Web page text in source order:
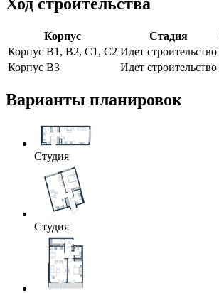
Корпус Стадия
Корпус B1, В2, C1, C2 Идет строительство
Корпус B3
Идет строительство
Варианты планировок
Студия
Студия